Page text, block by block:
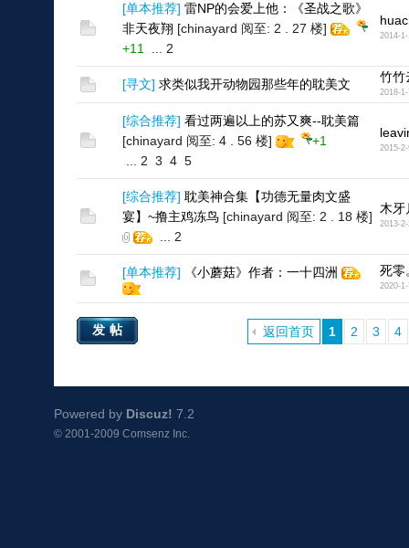
[单本推荐] 雷NP的会爱上他：《圣战之歌》
非天夜翔 [chinayard 阅至: 2 . 27 楼]
+11
2
2014-
[寻文] 求类似我开动物园那些年的耽美文 竹竹
2018-1-
[综合推荐] 看过两遍以上的苏又爽--耽美篇
[chinayard 阅至: 4 . 56 楼]
+1
2 3 4 5
2015-2-
[综合推荐] 耽美神合集【功德无量肉文盛
宴】~撸主鸡冻鸟 [chinayard 阅至: 2 . 18 楼]
2
木牙
2013-
[单本推荐] 《小蘑菇》作者：一十四洲 死零
2020-1-
1 2 3 4
返回首页
发帖
Powered by Discuz! 7.2
© 2001-2009 Comsenz Inc.